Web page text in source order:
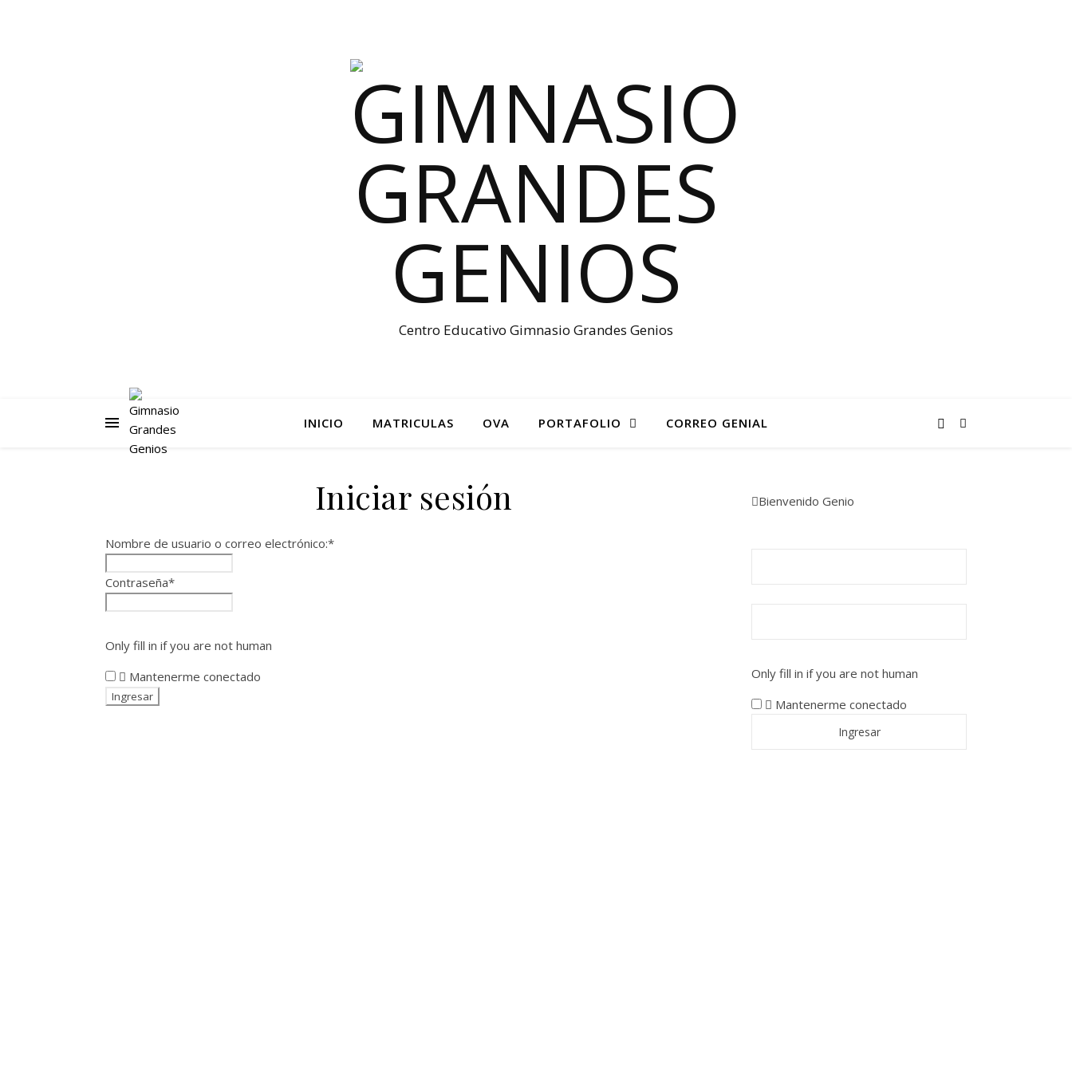
Centro Educativo Gimnasio Grandes Genios
INICIO MATRICULAS OVA PORTAFOLIO CORREO GENIAL
Iniciar sesión
Nombre de usuario o correo electrónico:*
Contraseña*
Only fill in if you are not human
Mantenerme conectado
Bienvenido Genio
Only fill in if you are not human
Mantenerme conectado